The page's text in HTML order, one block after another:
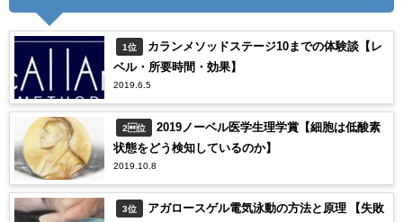
1位
カランメソッドステージ10までの体験談【レ
ベル・所要時間・効果】
2019.6.5
2位
2019ノーベル医学生理学賞【細胞は低酸素
状態をどう検知しているのか】
2019.10.8
3位
アガロースゲル電気泳動の方法と原理 【失敗